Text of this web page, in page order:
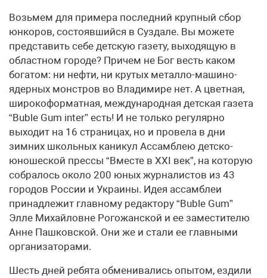
Возьмем для примера последний крупный сбор
юнкоров, состоявшийся в Суздале. Вы можете
представить себе детскую газету, выходящую в
областном городе? Причем не Бог весть каком
богатом: ни нефти, ни крутых металло-машино-
ядерных монстров во Владимире нет. А цветная,
широкоформатная, международная детская газета
“Buble Gum inter” есть! И не только регулярно
выходит на 16 страницах, но и провела в дни
зимних школьных каникул Ассамблею детско-
юношеской прессы “Вместе в ХХI век”, на которую
собралось около 200 юных журналистов из 43
городов России и Украины. Идея ассамблеи
принадлежит главному редактору “Buble Gum”
Элле Михайловне Рогожанской и ее заместителю
Анне Пашковской. Они же и стали ее главными
организаторами.
Шесть дней ребята обменивались опытом, ездили